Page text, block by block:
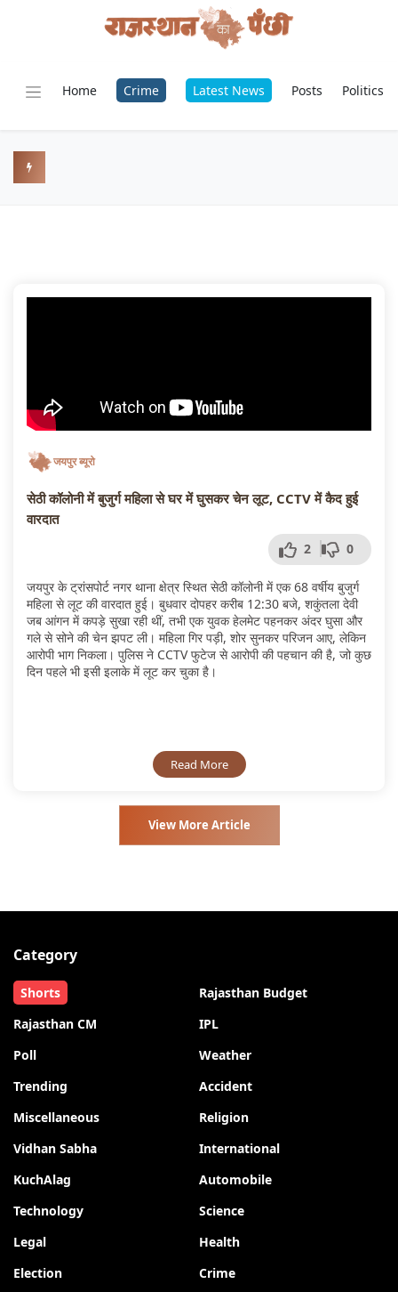
Home Crime Latest News Posts Politics
जयपुर ब्यूरो
सेठी कॉलोनी में बुजुर्ग महिला से घर में घुसकर चेन लूट, CCTV में कैद हुई
वारदात
2 0
जयपुर के ट्रांसपोर्ट नगर थाना क्षेत्र स्थित सेठी कॉलोनी में एक 68 वर्षीय बुजुर्ग
महिला से लूट की वारदात हुई। बुधवार दोपहर करीब 12:30 बजे, शकुंतला देवी
जब आंगन में कपड़े सुखा रही थीं, तभी एक युवक हेलमेट पहनकर अंदर घुसा और
गले से सोने की चेन झपट ली। महिला गिर पड़ी, शोर सुनकर परिजन आए, लेकिन
आरोपी भाग निकला। पुलिस ने CCTV फुटेज से आरोपी की पहचान की है, जो कुछ
दिन पहले भी इसी इलाके में लूट कर चुका है।
Read More
View More Article
Category
Shorts
Rajasthan Budget
Rajasthan CM
IPL
Poll
Weather
Trending
Accident
Miscellaneous
Religion
Vidhan Sabha
International
KuchAlag
Automobile
Technology
Science
Legal
Health
Election
Crime